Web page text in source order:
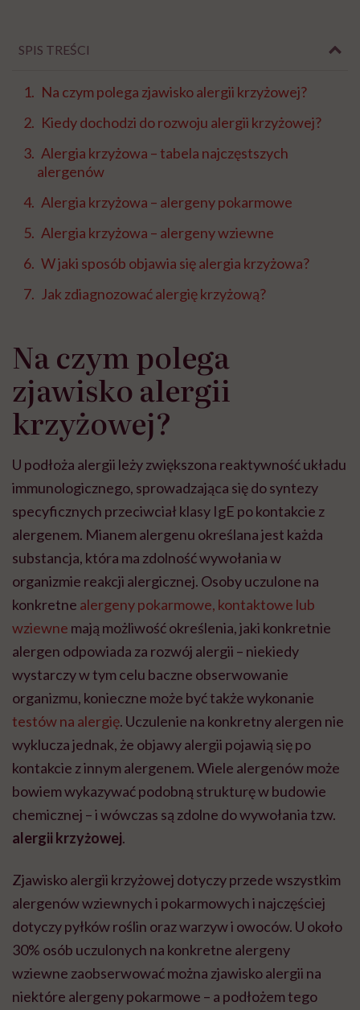
SPIS TREŚCI
Na czym polega zjawisko alergii krzyżowej?
Kiedy dochodzi do rozwoju alergii krzyżowej?
Alergia krzyżowa – tabela najczęstszych
alergenów
Alergia krzyżowa – alergeny pokarmowe
Alergia krzyżowa – alergeny wziewne
W jaki sposób objawia się alergia krzyżowa?
Jak zdiagnozować alergię krzyżową?
Na czym polega
zjawisko alergii
krzyżowej?
U podłoża alergii leży zwiększona reaktywność układu
immunologicznego, sprowadzająca się do syntezy
specyficznych przeciwciał klasy IgE po kontakcie z
alergenem. Mianem alergenu określana jest każda
substancja, która ma zdolność wywołania w
organizmie reakcji alergicznej. Osoby uczulone na
konkretne alergeny pokarmowe, kontaktowe lub
wziewne mają możliwość określenia, jaki konkretnie
alergen odpowiada za rozwój alergii – niekiedy
wystarczy w tym celu baczne obserwowanie
organizmu, konieczne może być także wykonanie
testów na alergię. Uczulenie na konkretny alergen nie
wyklucza jednak, że objawy alergii pojawią się po
kontakcie z innym alergenem. Wiele alergenów może
bowiem wykazywać podobną strukturę w budowie
chemicznej – i wówczas są zdolne do wywołania tzw.
alergii krzyżowej.
Zjawisko alergii krzyżowej dotyczy przede wszystkim
alergenów wziewnych i pokarmowych i najczęściej
dotyczy pyłków roślin oraz warzyw i owoców. U około
30% osób uczulonych na konkretne alergeny
wziewne zaobserwować można zjawisko alergii na
niektóre alergeny pokarmowe – a podłożem tego